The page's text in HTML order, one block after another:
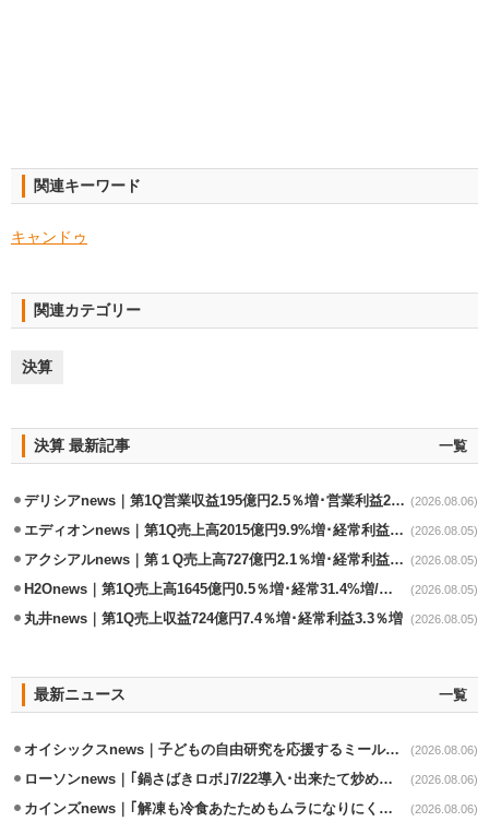
関連キーワード
キャンドゥ
関連カテゴリー
決算
決算 最新記事 一覧
デリシアnews｜第1Q営業収益195億円2.5％増･営業利益27.8%減 (2026.08.06)
エディオンnews｜第1Q売上高2015億円9.9%増･経常利益127.5%増 (2026.08.05)
アクシアルnews｜第１Q売上高727億円2.1％増･経常利益6.6％減 (2026.08.05)
H2Onews｜第1Q売上高1645億円0.5％増･経常31.4%増/百貨店事業が伸長 (2026.08.05)
丸井news｜第1Q売上収益724億円7.4％増･経常利益3.3％増 (2026.08.05)
最新ニュース 一覧
オイシックスnews｜子どもの自由研究を応援するミールキット8/6発売 (2026.08.06)
ローソンnews｜｢鍋さばきロボ｣7/22導入･出来たて炒めメニューを提供 (2026.08.06)
カインズnews｜｢解凍も冷食あたためもムラになりにくいフラットレンジ｣発売 (2026.08.06)